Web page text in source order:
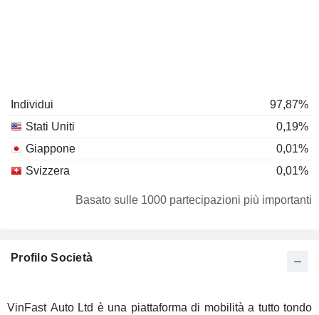
Individui
97,87%
Stati Uniti
0,19%
Giappone
0,01%
Svizzera
0,01%
Basato sulle 1000 partecipazioni più importanti
Profilo Società
VinFast Auto Ltd è una piattaforma di mobilità a tutto tondo